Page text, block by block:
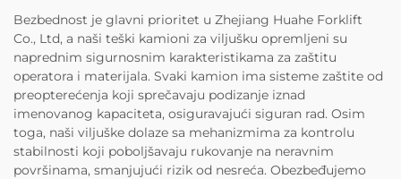
Bezbednost je glavni prioritet u Zhejiang Huahe Forklift
Co., Ltd, a naši teški kamioni za viljušku opremljeni su
naprednim sigurnosnim karakteristikama za zaštitu
operatora i materijala. Svaki kamion ima sisteme zaštite od
preopterećenja koji sprečavaju podizanje iznad
imenovanog kapaciteta, osiguravajući siguran rad. Osim
toga, naši viljuške dolaze sa mehanizmima za kontrolu
stabilnosti koji poboljšavaju rukovanje na neravnim
površinama, smanjujući rizik od nesreća. Obezbeđujemo